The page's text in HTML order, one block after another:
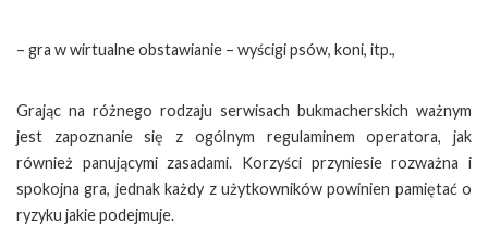
– gra w wirtualne obstawianie – wyścigi psów, koni, itp.,
Grając na różnego rodzaju serwisach bukmacherskich ważnym
jest zapoznanie się z ogólnym regulaminem operatora, jak
również panującymi zasadami. Korzyści przyniesie rozważna i
spokojna gra, jednak każdy z użytkowników powinien pamiętać o
ryzyku jakie podejmuje.